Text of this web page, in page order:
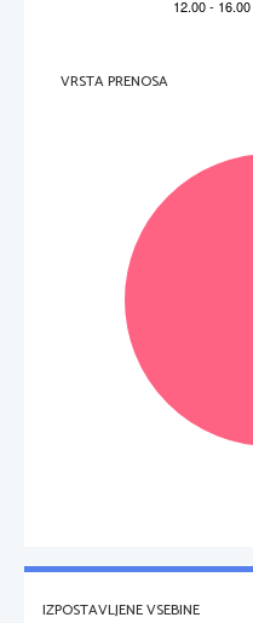
VRSTA PRENOSA
IZPOSTAVLJENE VSEBINE